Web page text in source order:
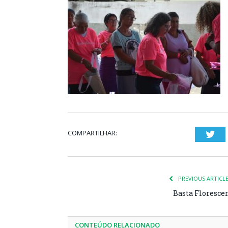
COMPARTILHAR:
PREVIOUS ARTICLE
Basta Florescer
CONTEÚDO RELACIONADO